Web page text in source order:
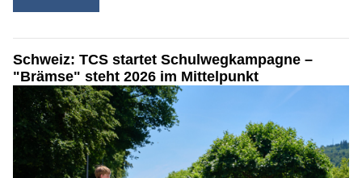
Schweiz: TCS startet Schulwegkampagne –
"Brämse" steht 2026 im Mittelpunkt